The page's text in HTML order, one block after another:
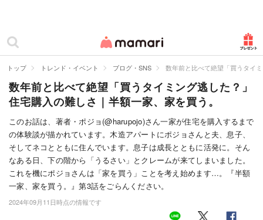
ママリ
カテゴリー一覧
妊娠
出産
赤ちゃん・育児
子育て・家族
病院
美容・ファッション
トップ トレンド・イベント ブログ・SNS 数年前と比べて絶望「買うタイ
数年前と比べて絶望「買うタイミング逃した？」
住宅購入の難しさ｜半額一家、家を買う。
このお話は、著者・ポジョ(@harupojo)さん一家が住宅を購入するまで
の体験談が描かれています。木造アパートにポジョさんと夫、息子、
そしてネコとともに住んでいます。息子は成長とともに活発に。そん
なある日、下の階から「うるさい」とクレームが来てしまいました。
これを機にポジョさんは「家を買う」ことを考え始めます…。『半額
一家、家を買う。』第3話をごらんください。
2024年09月11日時点の情報です